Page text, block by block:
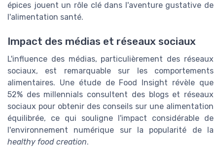
épices jouent un rôle clé dans l'aventure gustative de
l'alimentation santé.
Impact des médias et réseaux sociaux
L'influence des médias, particulièrement des réseaux
sociaux, est remarquable sur les comportements
alimentaires. Une étude de Food Insight révèle que
52% des millennials consultent des blogs et réseaux
sociaux pour obtenir des conseils sur une alimentation
équilibrée, ce qui souligne l'impact considérable de
l'environnement numérique sur la popularité de la
healthy food creation.